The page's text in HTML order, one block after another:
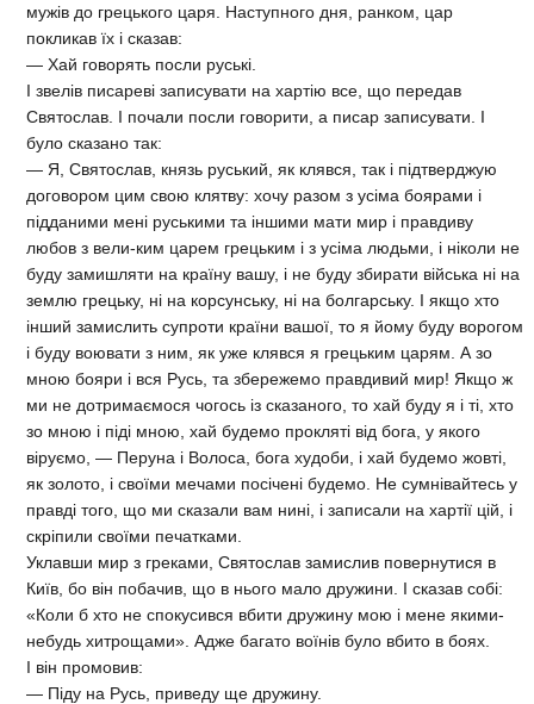
мужів до грецького царя. Наступного дня, ранком, цар
покликав їх і сказав:
— Хай говорять посли руські.
І звелів писареві записувати на хартію все, що передав
Святослав. І почали посли говорити, а писар записувати. І
було сказано так:
— Я, Святослав, князь руський, як клявся, так і підтверджую
договором цим свою клятву: хочу разом з усіма боярами і
підданими мені руськими та іншими мати мир і правдиву
любов з вели-ким царем грецьким і з усіма людьми, і ніколи не
буду замишляти на країну вашу, і не буду збирати війська ні на
землю грецьку, ні на корсунську, ні на болгарську. І якщо хто
інший замислить супроти країни вашої, то я йому буду ворогом
і буду воювати з ним, як уже клявся я грецьким царям. А зо
мною бояри і вся Русь, та збережемо правдивий мир! Якщо ж
ми не дотримаємося чогось із сказаного, то хай буду я і ті, хто
зо мною і піді мною, хай будемо прокляті від бога, у якого
віруємо, — Перуна і Волоса, бога худоби, і хай будемо жовті,
як золото, і своїми мечами посічені будемо. Не сумнівайтесь у
правді того, що ми сказали вам нині, і записали на хартії цій, і
скріпили своїми печатками.
Уклавши мир з греками, Святослав замислив повернутися в
Київ, бо він побачив, що в нього мало дружини. І сказав собі:
«Коли б хто не спокусився вбити дружину мою і мене якими-
небудь хитрощами». Адже багато воїнів було вбито в боях.
І він промовив:
— Піду на Русь, приведу ще дружину.